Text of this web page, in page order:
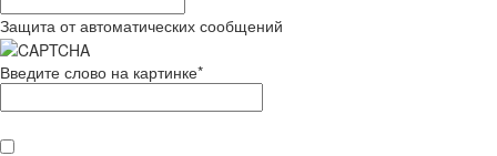
Защита от автоматических сообщений
Введите слово на картинке*